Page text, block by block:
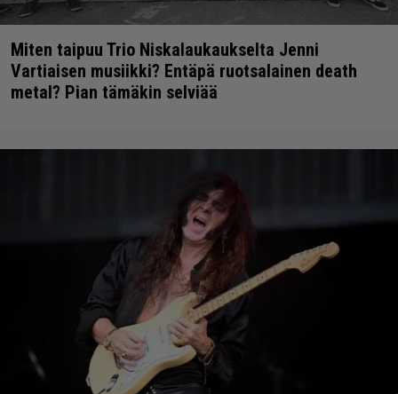
Miten taipuu Trio Niskalaukaukselta Jenni
Vartiaisen musiikki? Entäpä ruotsalainen death
metal? Pian tämäkin selviää